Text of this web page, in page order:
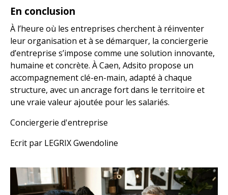
En conclusion
À l’heure où les entreprises cherchent à réinventer
leur organisation et à se démarquer, la conciergerie
d’entreprise s’impose comme une solution innovante,
humaine et concrète. À Caen, Adsito propose un
accompagnement clé-en-main, adapté à chaque
structure, avec un ancrage fort dans le territoire et
une vraie valeur ajoutée pour les salariés.
Conciergerie d'entreprise
Ecrit par LEGRIX Gwendoline